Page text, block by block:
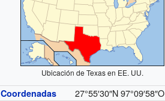
Ubicación de Texas en EE. UU.
Coordenadas 27°55′30″N 97°09′58″O